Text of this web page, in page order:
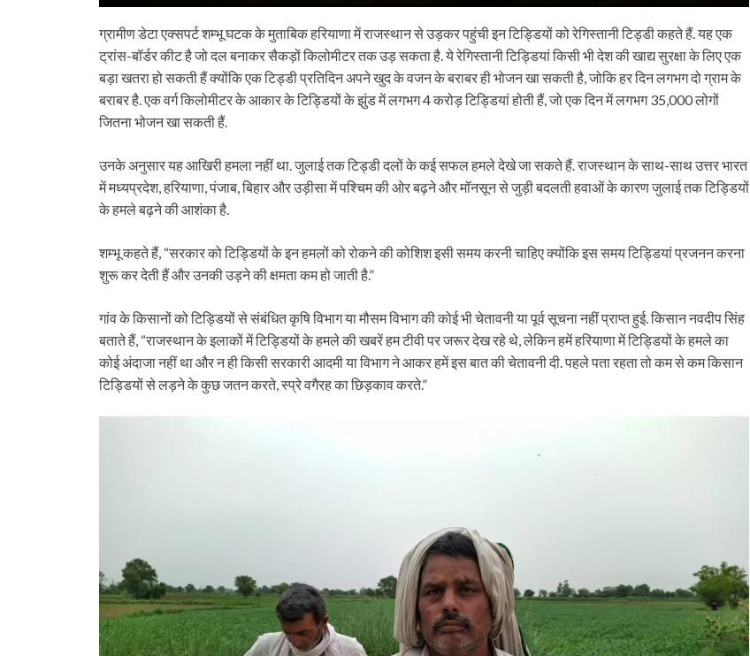
ग्रामीण डेटा एक्सपर्ट शम्भू घटक के मुताबिक हरियाणा में राजस्थान से उड़कर पहुंची इन टिड्डियों को रेगिस्तानी टिड्डी कहते हैं. यह एक
ट्रांस-बॉर्डर कीट है जो दल बनाकर सैकड़ों किलोमीटर तक उड़ सकता है. ये रेगिस्तानी टिड्डियां किसी भी देश की खाद्य सुरक्षा के लिए एक
बड़ा खतरा हो सकती हैं क्योंकि एक टिड्डी प्रतिदिन अपने खुद के वजन के बराबर ही भोजन खा सकती है, जोकि हर दिन लगभग दो ग्राम के
बराबर है. एक वर्ग किलोमीटर के आकार के टिड्डियों के झुंड में लगभग 4 करोड़ टिड्डियां होती हैं, जो एक दिन में लगभग 35,000 लोगों
जितना भोजन खा सकती हैं.
उनके अनुसार यह आखिरी हमला नहीं था. जुलाई तक टिड्डी दलों के कई सफल हमले देखे जा सकते हैं. राजस्थान के साथ-साथ उत्तर भारत
में मध्यप्रदेश, हरियाणा, पंजाब, बिहार और उड़ीसा में पश्चिम की ओर बढ़ने और मॉनसून से जुड़ी बदलती हवाओं के कारण जुलाई तक टिड्डियों
के हमले बढ़ने की आशंका है.
शम्भू कहते हैं, “सरकार को टिड्डियों के इन हमलों को रोकने की कोशिश इसी समय करनी चाहिए क्योंकि इस समय टिड्डियां प्रजनन करना
शुरू कर देती हैं और उनकी उड़ने की क्षमता कम हो जाती है.”
गांव के किसानों को टिड्डियों से संबंधित कृषि विभाग या मौसम विभाग की कोई भी चेतावनी या पूर्व सूचना नहीं प्राप्त हुई. किसान नवदीप सिंह
बताते हैं, “राजस्थान के इलाकों में टिड्डियों के हमले की खबरें हम टीवी पर जरूर देख रहे थे, लेकिन हमें हरियाणा में टिड्डियों के हमले का
कोई अंदाजा नहीं था और न ही किसी सरकारी आदमी या विभाग ने आकर हमें इस बात की चेतावनी दी. पहले पता रहता तो कम से कम किसान
टिड्डियों से लड़ने के कुछ जतन करते, स्प्रे वगैरह का छिड़काव करते.”